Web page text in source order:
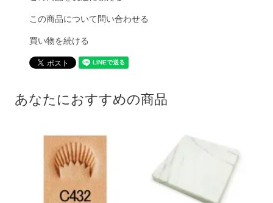
この商品について問い合わせる
買い物を続ける
あなたにおすすめの商品